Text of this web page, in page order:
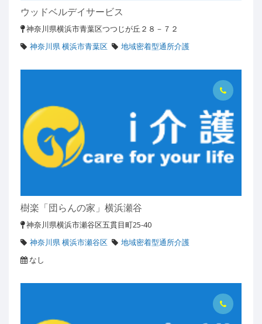
ウッドベルデイサービス
神奈川県横浜市青葉区つつじが丘２８－７２
神奈川県 横浜市青葉区
地域密着型通所介護
樹楽「団らんの家」横浜瀬谷
神奈川県横浜市瀬谷区五貫目町25-40
神奈川県 横浜市瀬谷区
地域密着型通所介護
なし